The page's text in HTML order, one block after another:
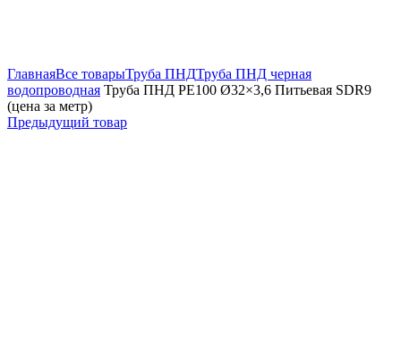
ГлавнаяВсе товарыТруба ПНДТруба ПНД черная
водопроводная Труба ПНД РЕ100 Ø32×3,6 Питьевая SDR9
(цена за метр)
Предыдущий товар